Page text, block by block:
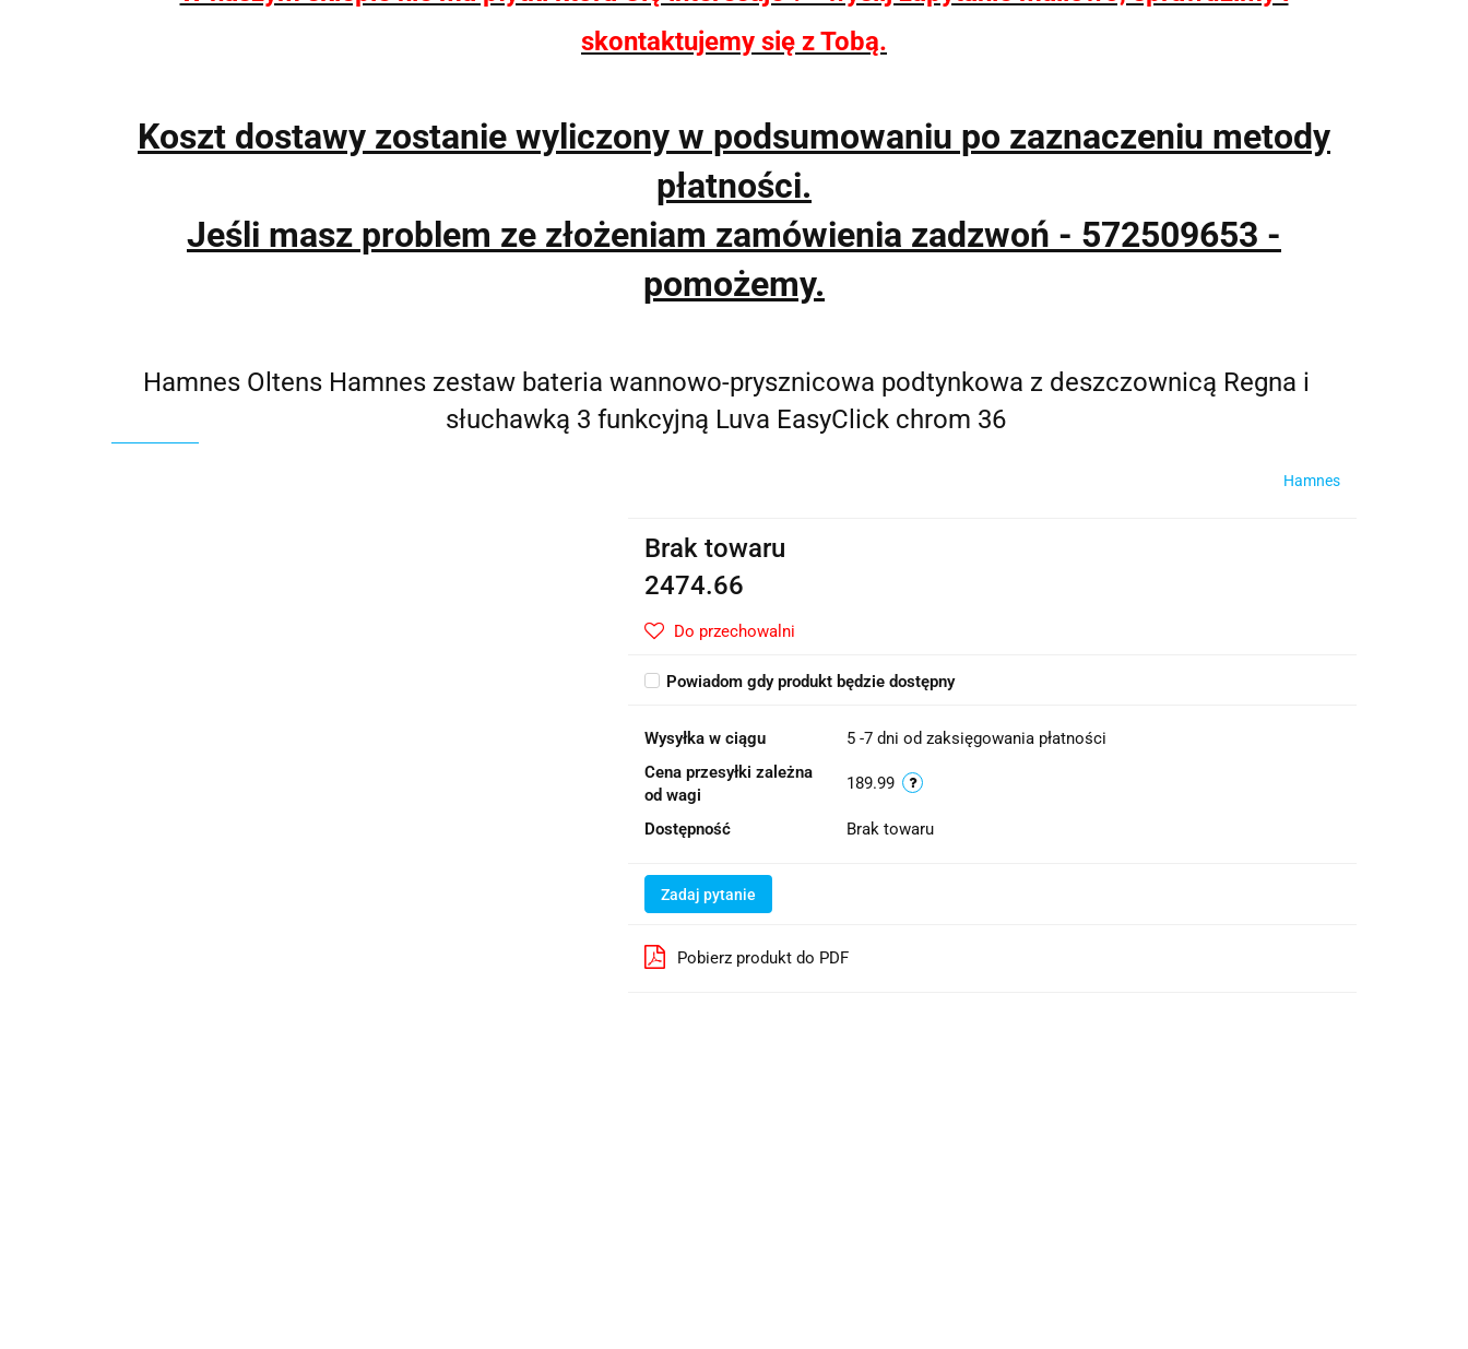
skontaktujemy się z Tobą.
Koszt dostawy zostanie wyliczony w podsumowaniu po zaznaczeniu metody
płatności.
Jeśli masz problem ze złożeniam zamówienia zadzwoń - 572509653 -
pomożemy.
Hamnes Oltens Hamnes zestaw bateria wannowo-prysznicowa podtynkowa z deszczownicą Regna i
słuchawką 3 funkcyjną Luva EasyClick chrom 36
Hamnes
Brak towaru
2474.66
Do przechowalni
Powiadom gdy produkt będzie dostępny
Wysyłka w ciągu
5 -7 dni od zaksięgowania płatności
Cena przesyłki zależna
od wagi
189.99
Dostępność Brak towaru
Zadaj pytanie
Pobierz produkt do PDF